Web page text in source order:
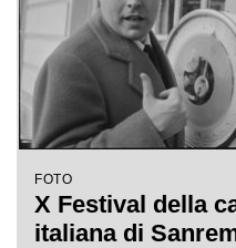
FOTO
X Festival della
italiana di